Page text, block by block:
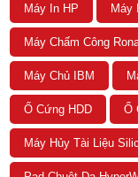
Máy In HP
Máy Chấm Công
Máy Chủ IBM
Ổ Cứng HDD
Máy Hủy Tài Liệu